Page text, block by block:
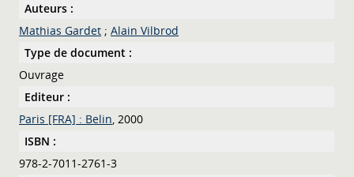
Auteurs :
Mathias Gardet ;Alain Vilbrod
Type de document :
Ouvrage
Editeur :
Paris [FRA] : Belin, 2000
ISBN :
978-2-7011-2761-3